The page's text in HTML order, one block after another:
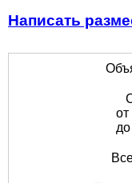
Написать